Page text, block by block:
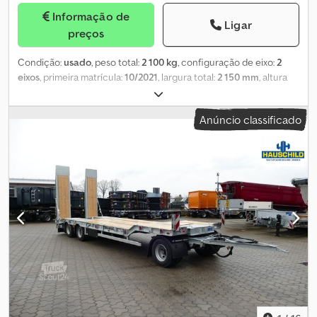
Informação de
preços
Ligar
Condição:usado, peso total:2 100 kg, configuração de eixo:2
eixos, primeira matrícula:10/2021, largura total:2 150 mm, altura
grua
reboque, muito bem conservada, com altura de trabalho de 16 m,
capacidade de carga de 200 kg e alcance lateral de 9,45 m, além
UVV foi realizada pela Paus em março de 2026. GT 16 AG –
Plataforma elevatória Altura de trabalho: 16 m Versão telescópica
Alcance lateral: 9,45 m Capacidade de carga da plataforma: 200
kg Ligação elétrica de 220 V à plataforma Inclui gerador Botão de
arranque/paragem do gerador na plataforma Suportes
totalmente hidráulicos Largura dos suportes: 4,08 m
Comprimento dos suportes: 4,29 m Rotação contínua Dsdpjznr
Rbsfx Ah Heck Comprimento total: 6,31 m Largura para transporte:
2,15 m Altura para transporte: 2,33 m Peso: 2.100 kg Possibilidade
de financiamento através dos nossos bancos parceiros; teremos
todo o prazer em ajudar. Reservamo-nos explicitamente o direito
Anúncio classificado